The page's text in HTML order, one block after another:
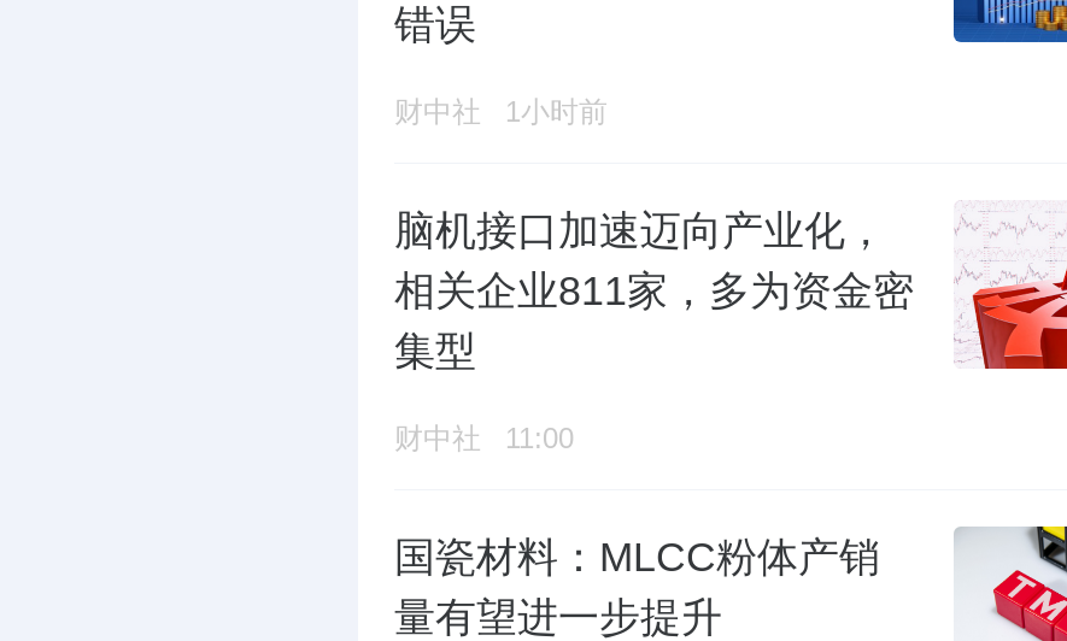
错误
财中社 1小时前
脑机接口加速迈向产业化，
相关企业811家，多为资金密
集型
财中社 11:00
国瓷材料：MLCC粉体产销
量有望进一步提升